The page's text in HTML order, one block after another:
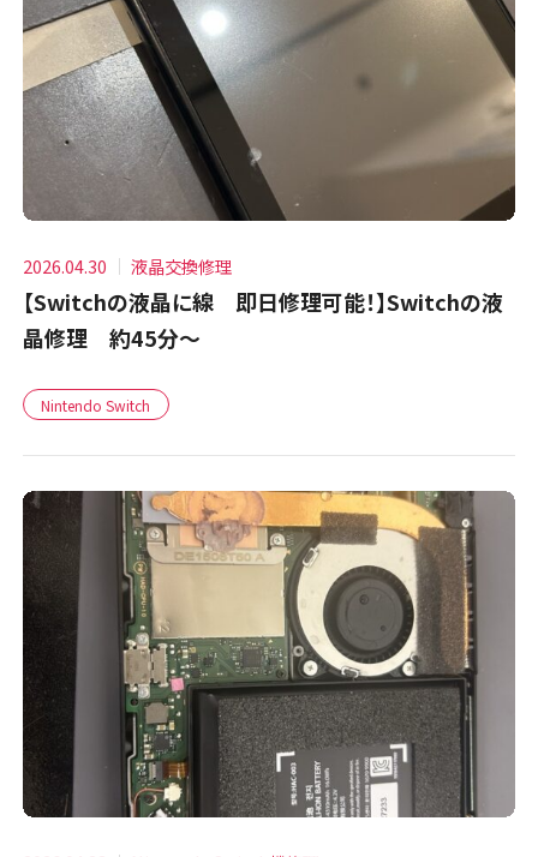
2026.04.30 液晶交換修理
【Switchの液晶に線 即日修理可能！】Switchの液
晶修理 約45分～
Nintendo Switch